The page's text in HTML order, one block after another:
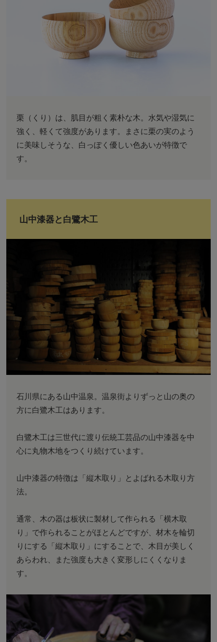
栗（くり）は、肌目が粗く素朴な木。水気や湿気に
強く、軽くて強度があります。まさに栗の実のよう
に美味しそうな、白っぽく優しい色あいが特徴で
す。
山中漆器と白鷺木工
石川県にある山中温泉。温泉街よりずっと山の奥の
方に白鷺木工はあります。
白鷺木工は三世代に渡り伝統工芸品の山中漆器を中
心に丸物木地をつくり続けています。
山中漆器の特徴は「縦木取り」とよばれる木取り方
法。
通常、木の器は板状に製材して作られる「横木取
り」で作られることがほとんどですが、材木を輪切
りにする「縦木取り」にすることで、木目が美しく
あらわれ、また強度も大きく変形しにくくなりま
す。